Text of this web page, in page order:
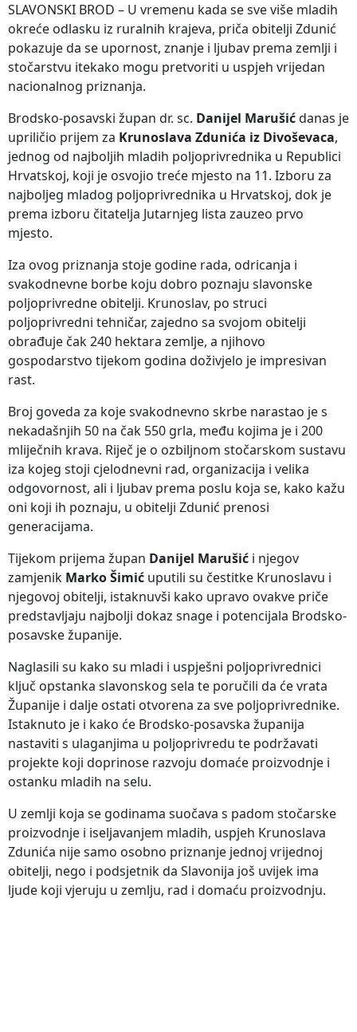
SLAVONSKI BROD – U vremenu kada se sve više mladih
okreće odlasku iz ruralnih krajeva, priča obitelji Zdunić
pokazuje da se upornost, znanje i ljubav prema zemlji i
stočarstvu itekako mogu pretvoriti u uspjeh vrijedan
nacionalnog priznanja.
Brodsko-posavski župan dr. sc. Danijel Marušićdanas je
upriličio prijem za Krunoslava Zdunića iz Divoševaca,
jednog od najboljih mladih poljoprivrednika u Republici
Hrvatskoj, koji je osvojio treće mjesto na 11. Izboru za
najboljeg mladog poljoprivrednika u Hrvatskoj, dok je
prema izboru čitatelja Jutarnjeg lista zauzeo prvo
mjesto.
Iza ovog priznanja stoje godine rada, odricanja i
svakodnevne borbe koju dobro poznaju slavonske
poljoprivredne obitelji. Krunoslav, po struci
poljoprivredni tehničar, zajedno sa svojom obitelji
obrađuje čak 240 hektara zemlje, a njihovo
gospodarstvo tijekom godina doživjelo je impresivan
rast.
Broj goveda za koje svakodnevno skrbe narastao je s
nekadašnjih 50 na čak 550 grla, među kojima je i 200
mliječnih krava. Riječ je o ozbiljnom stočarskom sustavu
iza kojeg stoji cjelodnevni rad, organizacija i velika
odgovornost, ali i ljubav prema poslu koja se, kako kažu
oni koji ih poznaju, u obitelji Zdunić prenosi
generacijama.
Tijekom prijema župan Danijel Marušić i njegov
zamjenik Marko Šimić uputili su čestitke Krunoslavu i
njegovoj obitelji, istaknuvši kako upravo ovakve priče
predstavljaju najbolji dokaz snage i potencijala Brodsko-
posavske županije.
Naglasili su kako su mladi i uspješni poljoprivrednici
ključ opstanka slavonskog sela te poručili da će vrata
Županije i dalje ostati otvorena za sve poljoprivrednike.
Istaknuto je i kako će Brodsko-posavska županija
nastaviti s ulaganjima u poljoprivredu te podržavati
projekte koji doprinose razvoju domaće proizvodnje i
ostanku mladih na selu.
U zemlji koja se godinama suočava s padom stočarske
proizvodnje i iseljavanjem mladih, uspjeh Krunoslava
Zdunića nije samo osobno priznanje jednoj vrijednoj
obitelji, nego i podsjetnik da Slavonija još uvijek ima
ljude koji vjeruju u zemlju, rad i domaću proizvodnju.